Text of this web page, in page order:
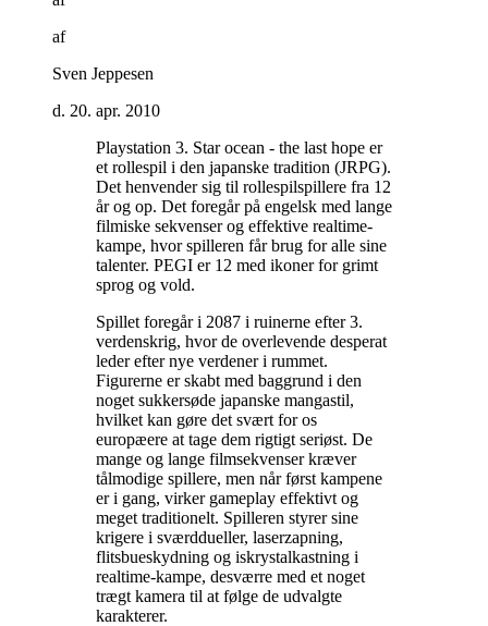
af
Sven Jeppesen
d. 20. apr. 2010
Playstation 3. Star ocean - the last hope er
et rollespil i den japanske tradition (JRPG).
Det henvender sig til rollespilspillere fra 12
år og op. Det foregår på engelsk med lange
filmiske sekvenser og effektive realtime-
kampe, hvor spilleren får brug for alle sine
talenter. PEGI er 12 med ikoner for grimt
sprog og vold.
Spillet foregår i 2087 i ruinerne efter 3.
verdenskrig, hvor de overlevende desperat
leder efter nye verdener i rummet.
Figurerne er skabt med baggrund i den
noget sukkersøde japanske mangastil,
hvilket kan gøre det svært for os
europæere at tage dem rigtigt seriøst. De
mange og lange filmsekvenser kræver
tålmodige spillere, men når først kampene
er i gang, virker gameplay effektivt og
meget traditionelt. Spilleren styrer sine
krigere i sværddueller, laserzapning,
flitsbueskydning og iskrystalkastning i
realtime-kampe, desværre med et noget
trægt kamera til at følge de udvalgte
karakterer.